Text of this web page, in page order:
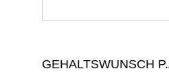
GEHALTSWUNSCH